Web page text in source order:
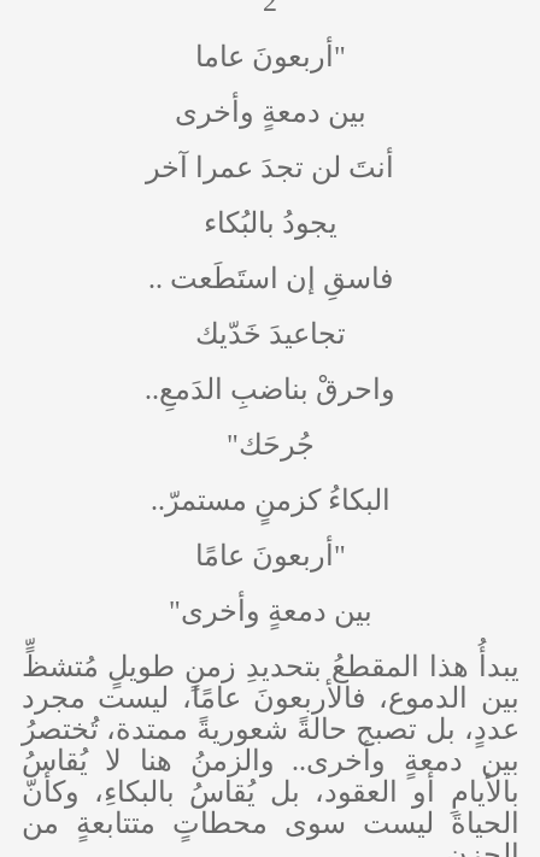
"أربعونَ عاما
بين دمعةٍ وأخرى
أنتَ لن تجدَ عمرا آخر
يجودُ بالبُكاء
فاسقِ إن استَطَعت ..
تجاعيدَ خَدّيك
واحرقْ بناضبِ الدَمعِ..
جُرحَك"
البكاءُ كزمنٍ مستمرّ..
"أربعونَ عامًا
بين دمعةٍ وأخرى"
يبدأُ هذا المقطعُ بتحديدِ زمنٍ طويلٍ مُتشظٍّ
بين الدموع، فالأربعونَ عامًا، ليست مجرد
عددٍ، بل تصبح حالةً شعوريةً ممتدة، تُختصرُ
بين دمعةٍ وأخرى.. والزمنُ هنا لا يُقاسُ
بالأيامِ أو العقود، بل يُقاسُ بالبكاءِ، وكأنّ
الحياةَ ليست سوى محطاتٍ متتابعةٍ من